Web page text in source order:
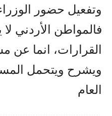
وتفعيل حضور الوزراء
فالمواطن الأردني
القرارات، انما
ويشرح ويتحمل
العام